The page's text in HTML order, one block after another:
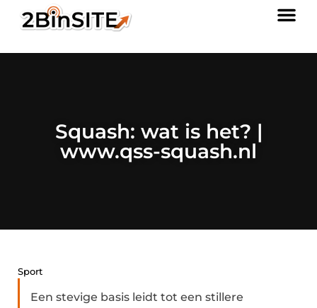
Squash: wat is het? |
www.qss-squash.nl
Sport
Een stevige basis leidt tot een stillere